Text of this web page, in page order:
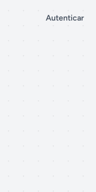
Autenticar